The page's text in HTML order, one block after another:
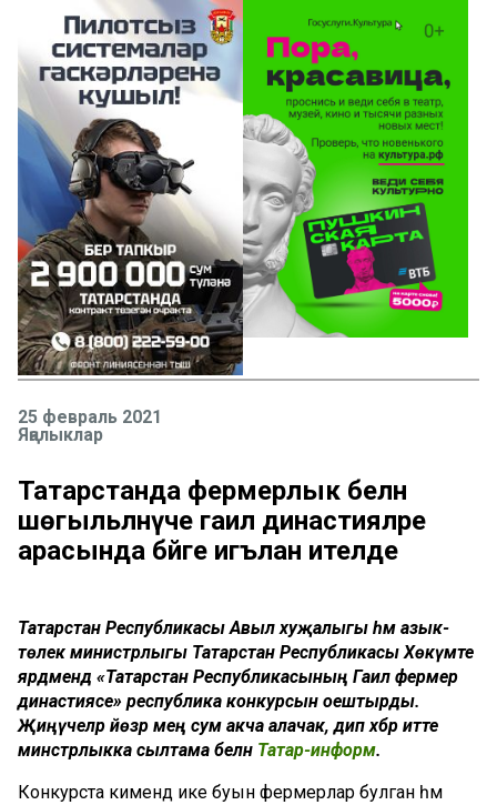
25 февраль 2021
Яңалыклар
Татарстанда фермерлык белән
шөгыльләнүче гаилә династияләре
арасында бәйге игълан ителде
Татарстан Республикасы Авыл хуҗалыгы һәм азык-
төлек министрлыгы Татарстан Республикасы Хөкүмәте
ярдәмендә «Татарстан Республикасының Гаилә фермер
династиясе» республика конкурсын оештырды.
Җиңүчеләр йөзәр мең сум акча алачак, дип хәбәр итте
минстрлыкка сылтама белән Татар-информ.
Конкурста кимендә ике буын фермерлар булган һәм